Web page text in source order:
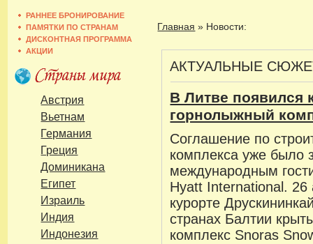
РАННЕЕ БРОНИРОВАНИЕ
ПАМЯТКИ ПО СТРАНАМ
ДИСКОНТНАЯ ПРОГРАММА
АКЦИИ
Австрия
Вьетнам
Германия
Греция
Доминикана
Египет
Израиль
Индия
Индонезия
Главная » Новости:
АКТУАЛЬНЫЕ
В Литве
горнолыжный
Соглашение по
комплекса уже было
международным
Hyatt International. 26
курорте
странах Балтии
комплекс Snoras